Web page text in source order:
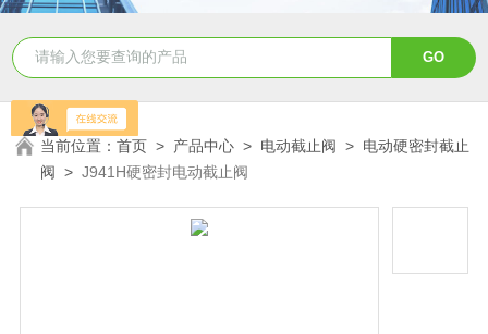
当前位置：首页 > 产品中心 > 电动截止阀 > 电动硬密封截止
阀 >J941H硬密封电动截止阀